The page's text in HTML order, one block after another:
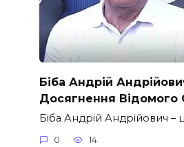
Біба Андрій
Досягнення Відомого
Біба Андрій Андрійович –
0 14